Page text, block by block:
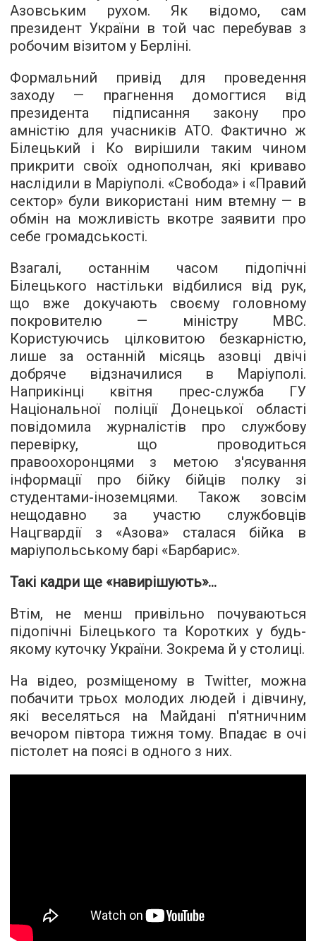
Азовським рухом. Як відомо, сам
президент України в той час перебував з
робочим візитом у Берліні.
Формальний привід для проведення
заходу — прагнення домогтися від
президента підписання закону про
амністію для учасників АТО. Фактично ж
Білецький і Ко вирішили таким чином
прикрити своїх однополчан, які криваво
наслідили в Маріуполі. «Свобода» і «Правий
сектор» були використані ним втемну — в
обмін на можливість вкотре заявити про
себе громадськості.
Взагалі, останнім часом підопічні
Білецького настільки відбилися від рук,
що вже докучають своєму головному
покровителю — міністру МВС.
Користуючись цілковитою безкарністю,
лише за останній місяць азовці двічі
добряче відзначилися в Маріуполі.
Наприкінці квітня прес-служба ГУ
Національної поліції Донецької області
повідомила журналістів про службову
перевірку, що проводиться
правоохоронцями з метою з'ясування
інформації про бійку бійців полку зі
студентами-іноземцями. Також зовсім
нещодавно за участю службовців
Нацгвардії з «Азова» сталася бійка в
маріупольському барі «Барбарис».
Такі кадри ще «навирішують»...
Втім, не менш привільно почуваються
підопічні Білецького та Коротких у будь-
якому куточку України. Зокрема й у столиці.
На відео, розміщеному в Twitter, можна
побачити трьох молодих людей і дівчину,
які веселяться на Майдані п'ятничним
вечором півтора тижня тому. Впадає в очі
пістолет на поясі в одного з них.